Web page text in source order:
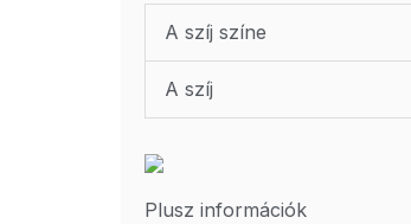
A szíj színe
A szíj
Plusz információk